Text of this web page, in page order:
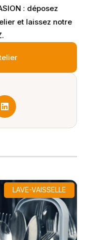
: déposez
et laissez notre
LAVE-VAISSELLE